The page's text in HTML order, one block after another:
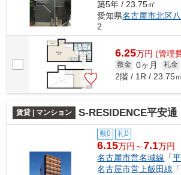
築5年 / 23.75㎡
愛知県名古屋市北区
2
6.25万円 (管理
敷金 0ヶ月 礼金
2階 / 1R / 23.75
賃貸 | マンション S-RESIDENCE平安通
敷0 礼0
6.15万円～7.1万円
名古屋市営名城線 「
名古屋市営上飯田線 「